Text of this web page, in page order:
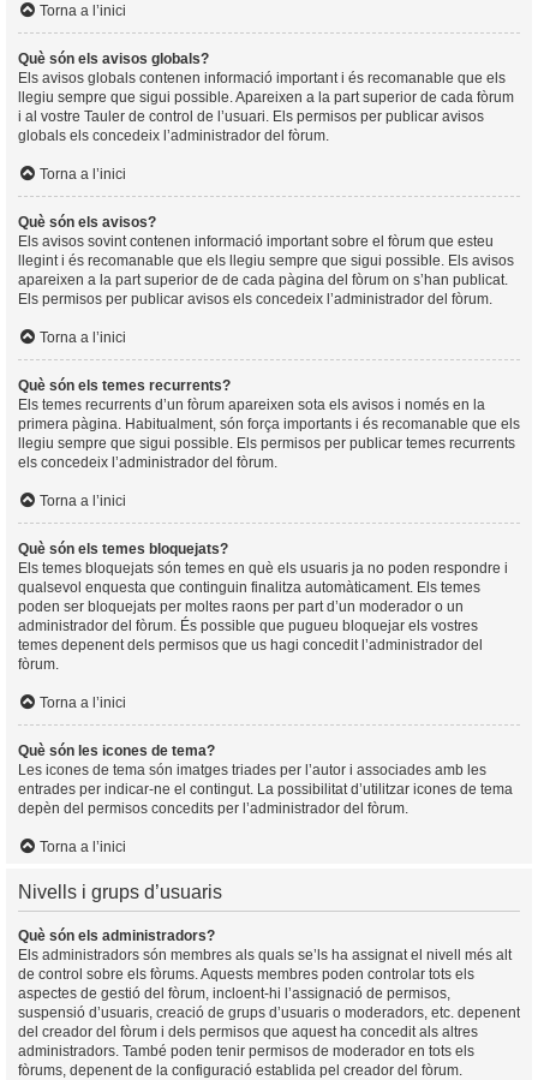
Torna a l’inici
Què són els avisos globals?
Els avisos globals contenen informació important i és recomanable que els
llegiu sempre que sigui possible. Apareixen a la part superior de cada fòrum
i al vostre Tauler de control de l’usuari. Els permisos per publicar avisos
globals els concedeix l’administrador del fòrum.
Torna a l’inici
Què són els avisos?
Els avisos sovint contenen informació important sobre el fòrum que esteu
llegint i és recomanable que els llegiu sempre que sigui possible. Els avisos
apareixen a la part superior de de cada pàgina del fòrum on s’han publicat.
Els permisos per publicar avisos els concedeix l’administrador del fòrum.
Torna a l’inici
Què són els temes recurrents?
Els temes recurrents d’un fòrum apareixen sota els avisos i només en la
primera pàgina. Habitualment, són força importants i és recomanable que els
llegiu sempre que sigui possible. Els permisos per publicar temes recurrents
els concedeix l’administrador del fòrum.
Torna a l’inici
Què són els temes bloquejats?
Els temes bloquejats són temes en què els usuaris ja no poden respondre i
qualsevol enquesta que continguin finalitza automàticament. Els temes
poden ser bloquejats per moltes raons per part d’un moderador o un
administrador del fòrum. És possible que pugueu bloquejar els vostres
temes depenent dels permisos que us hagi concedit l’administrador del
fòrum.
Torna a l’inici
Què són les icones de tema?
Les icones de tema són imatges triades per l’autor i associades amb les
entrades per indicar-ne el contingut. La possibilitat d’utilitzar icones de tema
depèn del permisos concedits per l’administrador del fòrum.
Torna a l’inici
Nivells i grups d’usuaris
Què són els administradors?
Els administradors són membres als quals se’ls ha assignat el nivell més alt
de control sobre els fòrums. Aquests membres poden controlar tots els
aspectes de gestió del fòrum, incloent-hi l’assignació de permisos,
suspensió d’usuaris, creació de grups d’usuaris o moderadors, etc. depenent
del creador del fòrum i dels permisos que aquest ha concedit als altres
administradors. També poden tenir permisos de moderador en tots els
fòrums, depenent de la configuració establida pel creador del fòrum.